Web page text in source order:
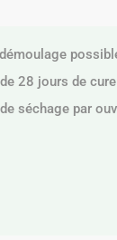
28 jours de
séchage par